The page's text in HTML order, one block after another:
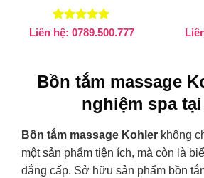
Được xếp
hạng
Liên hệ: 0789.500.777
Bồn tắm massage
nghiệm spa
Bồn tắm massage Kohler không
một sản phẩm tiện ích, mà còn là
đẳng cấp. Sở hữu sản phẩm bồn